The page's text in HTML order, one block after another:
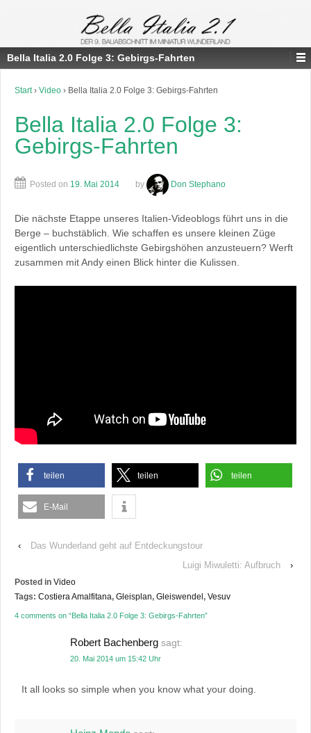
Bella Italia 2.0 Folge 3: Gebirgs-Fahrten
Start › Video › Bella Italia 2.0 Folge 3: Gebirgs-Fahrten
Bella Italia 2.0 Folge 3:
Gebirgs-Fahrten
Posted on 19. Mai 2014 by Don Stephano
Die nächste Etappe unseres Italien-Videoblogs führt uns in die
Berge – buchstäblich. Wie schaffen es unsere kleinen Züge
eigentlich unterschiedlichste Gebirgshöhen anzusteuern? Werft
zusammen mit Andy einen Blick hinter die Kulissen.
teilen teilen teilen
E-Mail
‹
Das Wunderland geht auf Entdeckungstour
Luigi Miwuletti: Aufbruch
›
Posted in Video
Tags: Costiera Amalfitana, Gleisplan, Gleiswendel , Vesuv
4 comments on “Bella Italia 2.0 Folge 3: Gebirgs-Fahrten”
Robert Bachenberg sagt:
20. Mai 2014 um 15:42 Uhr
It all looks so simple when you know what your doing.